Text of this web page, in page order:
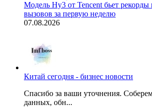
Модель Hy3 от Tencent бьет
вызовов за первую неделю
07.08.2026
Китай сегодня - бизнес новости
Спасибо за ваши уточнения.
данных, обн...